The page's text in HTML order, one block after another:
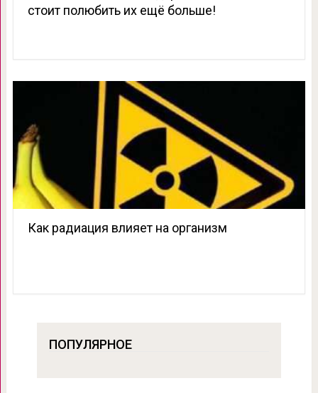
стоит полюбить их ещё больше!
Как радиация влияет на организм
ПОПУЛЯРНОЕ